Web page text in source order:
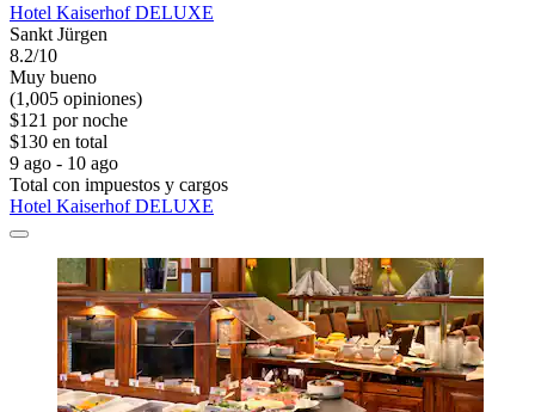
Hotel Kaiserhof DELUXE
Sankt Jürgen
8.2/10
Muy bueno
(1,005 opiniones)
$121 por noche
$130 en total
9 ago - 10 ago
Total con impuestos y cargos
Hotel Kaiserhof DELUXE